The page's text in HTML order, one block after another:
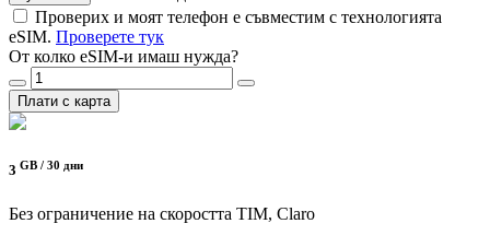
Проверих и моят телефон е съвместим с технологията
eSIM. Проверете тук
От колко eSIM-и имаш нужда?
Плати с карта
3 GB / 30 дни
Без ограничение на скоростта TIM, Claro